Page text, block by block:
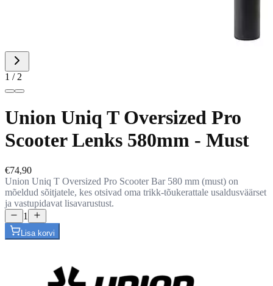
1 / 2
Union Uniq T Oversized Pro
Scooter Lenks 580mm - Must
€74,90
Union Uniq T Oversized Pro Scooter Bar 580 mm (must) on
mõeldud sõitjatele, kes otsivad oma trikk-tõukerattale usaldusväärset
ja vastupidavat lisavarustust.
1
Lisa korvi